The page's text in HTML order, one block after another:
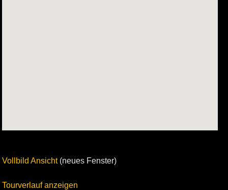
Vollbild Ansicht(neues Fenster)
Tourverlauf anzeigen